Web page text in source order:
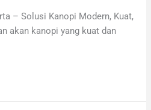
– Solusi Kanopi Modern, Kuat,
akan kanopi yang kuat dan